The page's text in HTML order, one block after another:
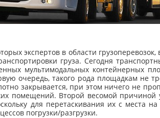
экспертов в области
груза. Сегодня
мультимодальных контейнерных
очередь, такого рода площадкам не
закрывается, при этом ничего не
помещений. Второй весомой причиной
для перетаскивания их с места
погрузки/разгрузки.